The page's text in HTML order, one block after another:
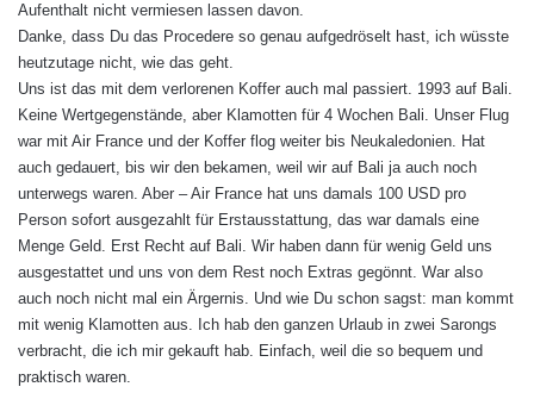
Aufenthalt nicht vermiesen lassen davon.
Danke, dass Du das Procedere so genau aufgedröselt hast, ich wüsste
heutzutage nicht, wie das geht.
Uns ist das mit dem verlorenen Koffer auch mal passiert. 1993 auf Bali.
Keine Wertgegenstände, aber Klamotten für 4 Wochen Bali. Unser Flug
war mit Air France und der Koffer flog weiter bis Neukaledonien. Hat
auch gedauert, bis wir den bekamen, weil wir auf Bali ja auch noch
unterwegs waren. Aber – Air France hat uns damals 100 USD pro
Person sofort ausgezahlt für Erstausstattung, das war damals eine
Menge Geld. Erst Recht auf Bali. Wir haben dann für wenig Geld uns
ausgestattet und uns von dem Rest noch Extras gegönnt. War also
auch noch nicht mal ein Ärgernis. Und wie Du schon sagst: man kommt
mit wenig Klamotten aus. Ich hab den ganzen Urlaub in zwei Sarongs
verbracht, die ich mir gekauft hab. Einfach, weil die so bequem und
praktisch waren.